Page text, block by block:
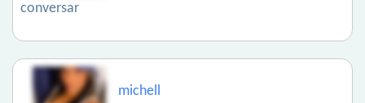
conversar
michell